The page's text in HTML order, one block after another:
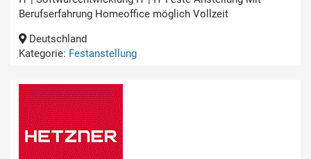
Berufserfahrung Homeoffice möglich Vollzeit
Deutschland
Kategorie: Festanstellung